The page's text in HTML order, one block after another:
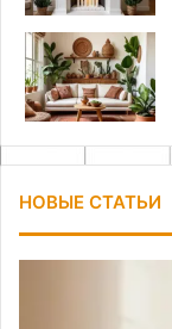
НОВЫЕ СТАТЬИ